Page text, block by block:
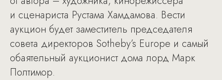
и сценариста Рустама Хамдамова. Вести
аукцион будет заместитель председателя
совета директоров Sotheby’s Europe и самый
обаятельный аукционист дома лорд Марк
Полтимор.